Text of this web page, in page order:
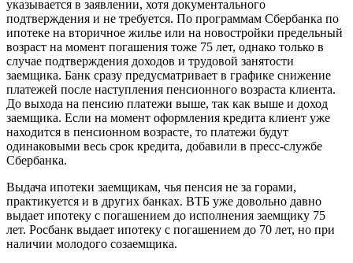
указывается в заявлении, хотя документального
подтверждения и не требуется. По программам Сбербанка по
ипотеке на вторичное жилье или на новостройки предельный
возраст на момент погашения тоже 75 лет, однако только в
случае подтверждения доходов и трудовой занятости
заемщика. Банк сразу предусматривает в графике снижение
платежей после наступления пенсионного возраста клиента.
До выхода на пенсию платежи выше, так как выше и доход
заемщика. Если на момент оформления кредита клиент уже
находится в пенсионном возрасте, то платежи будут
одинаковыми весь срок кредита, добавили в пресс-службе
Сбербанка.
Выдача ипотеки заемщикам, чья пенсия не за горами,
практикуется и в других банках. ВТБ уже довольно давно
выдает ипотеку с погашением до исполнения заемщику 75
лет. Росбанк выдает ипотеку с погашением до 70 лет, но при
наличии молодого созаемщика.